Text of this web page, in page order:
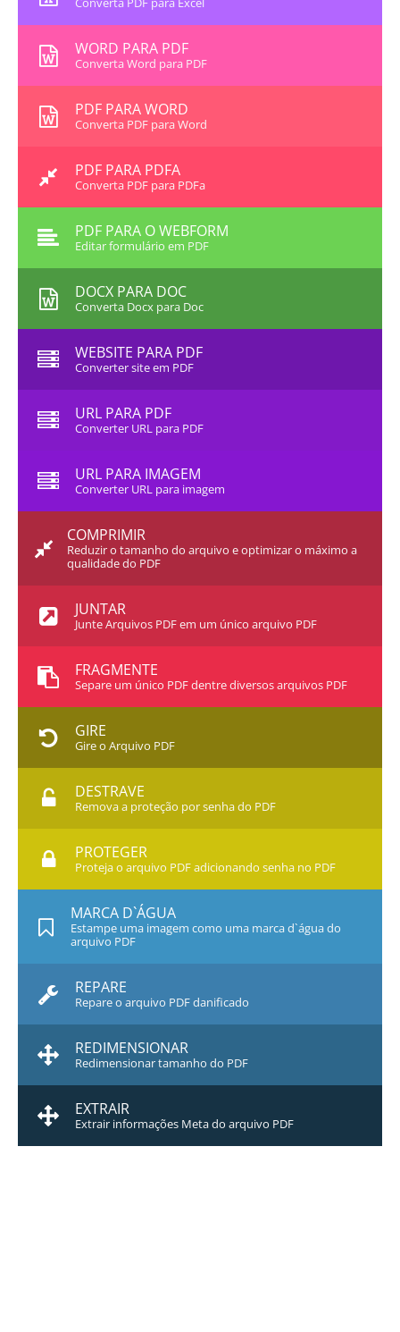
WORD PARA PDF
Converta Word para PDF
PDF PARA WORD
Converta PDF para Word
PDF PARA PDFA
Converta PDF para PDFa
PDF PARA O WEBFORM
Editar formulário em PDF
DOCX PARA DOC
Converta Docx para Doc
WEBSITE PARA PDF
Converter site em PDF
URL PARA PDF
Converter URL para PDF
URL PARA IMAGEM
Converter URL para imagem
COMPRIMIR
Reduzir o tamanho do arquivo e optimizar o máximo a
qualidade do PDF
JUNTAR
Junte Arquivos PDF em um único arquivo PDF
FRAGMENTE
Separe um único PDF dentre diversos arquivos PDF
GIRE
Gire o Arquivo PDF
DESTRAVE
Remova a proteção por senha do PDF
PROTEGER
Proteja o arquivo PDF adicionando senha no PDF
MARCA D`ÁGUA
Estampe uma imagem como uma marca d`água do
arquivo PDF
REPARE
Repare o arquivo PDF danificado
REDIMENSIONAR
Redimensionar tamanho do PDF
EXTRAIR
Extrair informações Meta do arquivo PDF